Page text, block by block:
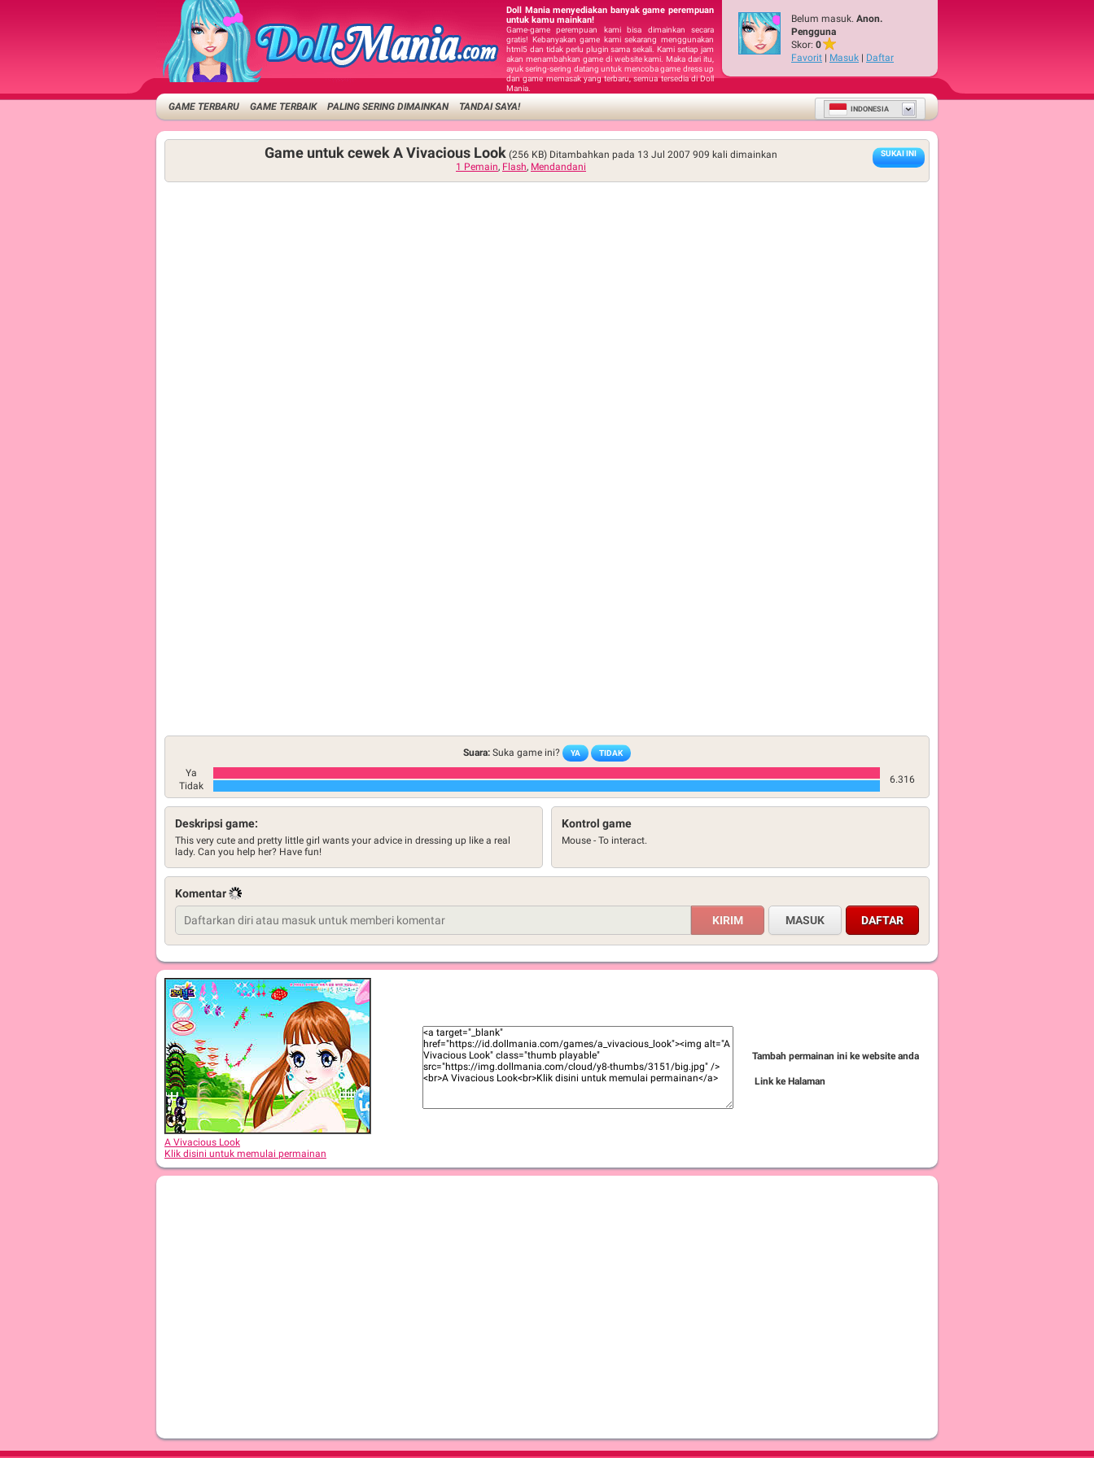
Doll Mania menyediakan banyak game perempuan
untuk kamu mainkan!
Game-game perempuan kami bisa dimainkan secara
gratis! Kebanyakan game kami sekarang menggunakan
html5 dan tidak perlu plugin sama sekali. Kami setiap jam
akan menambahkan game di website kami. Maka dari itu,
ayuk sering-sering datang untuk mencoba game dress up
dan game memasak yang terbaru, semua tersedia di Doll
Mania.
Belum masuk. Anon.
Pengguna
Skor: 0
Favorit | Masuk | Daftar
GAME TERBARU GAME TERBAIK PALING SERING DIMAINKAN TANDAI SAYA! INDONESIA
SUKAI INI
Game untuk cewek A Vivacious Look (256 KB) Ditambahkan pada 13 Jul 2007 909 kali dimainkan
1 Pemain, Flash, Mendandani
Suara: Suka game ini? YA TIDAK
Ya
6.316
Tidak
Deskripsi game:
This very cute and pretty little girl wants your advice in dressing up like a real
lady. Can you help her? Have fun!
Kontrol game
Mouse - To interact.
Komentar
MASUK DAFTAR
A Vivacious Look
Klik disini untuk memulai permainan
Tambah permainan ini ke website anda
Link ke Halaman